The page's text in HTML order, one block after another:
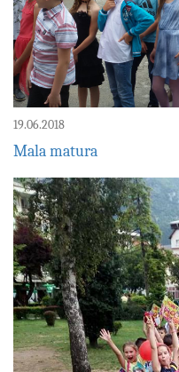
19.06.2018
Mala matura